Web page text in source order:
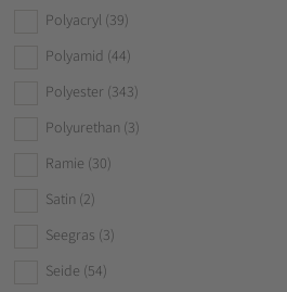
Polyacryl (39)
Polyamid (44)
Polyester (343)
Polyurethan (3)
Ramie (30)
Satin (2)
Seegras (3)
Seide (54)